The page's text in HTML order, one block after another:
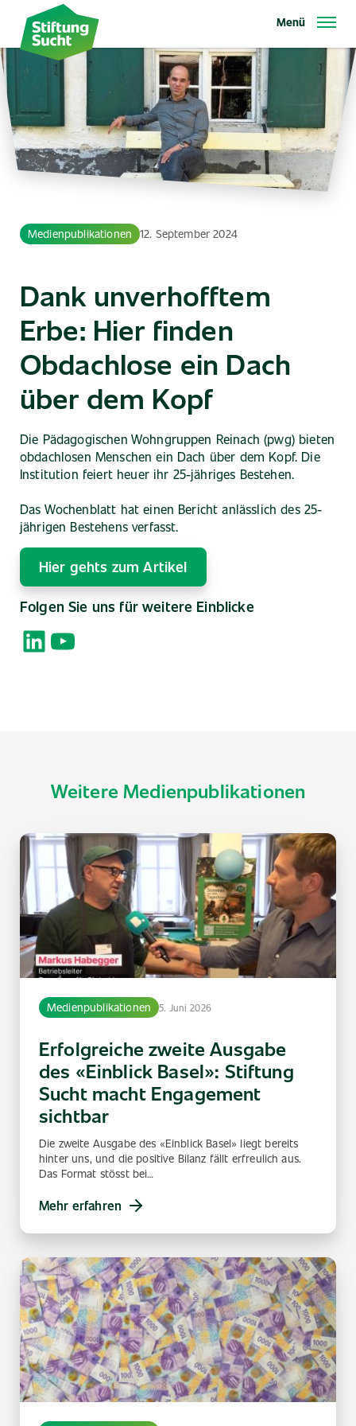
Inhalt
Menü
Medienpublikationen 12. September 2024
Dank unverhofftem
Erbe: Hier finden
Obdachlose ein Dach
über dem Kopf
Die Pädagogischen Wohngruppen Reinach (pwg) bieten
obdachlosen Menschen ein Dach über dem Kopf. Die
Institution feiert heuer ihr 25-jähriges Bestehen.
Das Wochenblatt hat einen Bericht anlässlich des 25-
jährigen Bestehens verfasst.
Hier gehts zum Artikel
Folgen Sie uns für weitere Einblicke
LinkedIn
YouTube
Weitere Medienpublikationen
Medienpublikationen 5. Juni 2026
Erfolgreiche zweite Ausgabe
des «Einblick Basel»: Stiftung
Sucht macht Engagement
sichtbar
Die zweite Ausgabe des «Einblick Basel» liegt bereits
hinter uns, und die positive Bilanz fällt erfreulich aus.
Das Format stösst bei…
Mehr erfahren